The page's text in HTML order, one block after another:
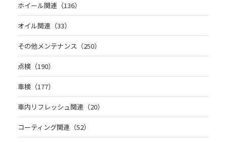
ホイール関連（136）
オイル関連（33）
その他メンテナンス（250）
点検（190）
車検（177）
車内リフレッシュ関連（20）
コーティング関連（52）